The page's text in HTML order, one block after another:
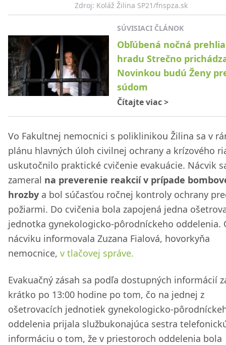
Zdroj: Koláž Žilina SP21/fnspza.sk
SÚVISIACI ČLÁNOK
Obľúbená nočná
hradu Strečno
Novinkou budú Ženy
súdom
Čítajte viac>
Vo Fakultnej nemocnici s poliklinikou Žilina sa v
plánu hlavných úloh civilnej ochrany a krízového
uskutočnilo praktické cvičenie evakuácie. Nácvik
zameral na preverenie reakcií v prípade
hrozby a bol súčasťou ročnej kontroly ochrany
požiarmi. Do cvičenia bola zapojená jedna
jednotka gynekologicko-pôrodníckeho oddelenia.
nácviku informovala Zuzana Fialová, hovorkyňa
nemocnice, v tlačovej správe.
Evakuačný zásah sa podľa dostupných informácií
krátko po 13:00 hodine po tom, čo na jednej z
ošetrovacích jednotiek gynekologicko-
oddelenia prijala službukonajúca sestra
informáciu o tom, že v priestoroch oddelenia bola